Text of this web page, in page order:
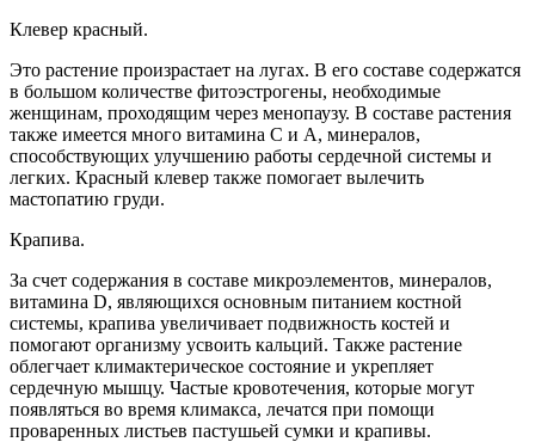
Клевер красный.
Это растение произрастает на лугах. В его составе содержатся
в большом количестве фитоэстрогены, необходимые
женщинам, проходящим через менопаузу. В составе растения
также имеется много витамина С и А, минералов,
способствующих улучшению работы сердечной системы и
легких. Красный клевер также помогает вылечить
мастопатию груди.
Крапива.
За счет содержания в составе микроэлементов, минералов,
витамина D, являющихся основным питанием костной
системы, крапива увеличивает подвижность костей и
помогают организму усвоить кальций. Также растение
облегчает климактерическое состояние и укрепляет
сердечную мышцу. Частые кровотечения, которые могут
появляться во время климакса, лечатся при помощи
проваренных листьев пастушьей сумки и крапивы.